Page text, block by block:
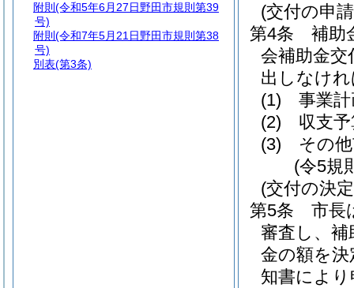
(交付の申
第4条
補助
会補助金
出しなけ
(1)
事業
(2)
収支
(3)
その
(令5規
(交付の決
第5条
市長
審査し、
金の額を決
知書によ
附則 (令和5年6月27日野田市規則第39
号)
附則 (令和7年5月21日野田市規則第38
号)
別表(第3条)